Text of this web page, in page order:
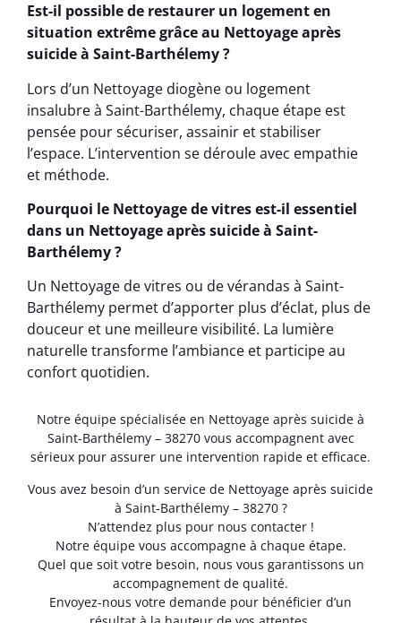
Est-il possible de restaurer un logement en
situation extrême grâce au Nettoyage après
suicide à Saint-Barthélemy ?
Lors d’un Nettoyage diogène ou logement
insalubre à Saint-Barthélemy, chaque étape est
pensée pour sécuriser, assainir et stabiliser
l’espace. L’intervention se déroule avec empathie
et méthode.
Pourquoi le Nettoyage de vitres est-il essentiel
dans un Nettoyage après suicide à Saint-
Barthélemy ?
Un Nettoyage de vitres ou de vérandas à Saint-
Barthélemy permet d’apporter plus d’éclat, plus de
douceur et une meilleure visibilité. La lumière
naturelle transforme l’ambiance et participe au
confort quotidien.
Notre équipe spécialisée en Nettoyage après suicide à
Saint-Barthélemy – 38270 vous accompagnent avec
sérieux pour assurer une intervention rapide et efficace.
Vous avez besoin d’un service de Nettoyage après suicide
à Saint-Barthélemy – 38270 ?
N’attendez plus pour nous contacter !
Notre équipe vous accompagne à chaque étape.
Quel que soit votre besoin, nous vous garantissons un
accompagnement de qualité.
Envoyez-nous votre demande pour bénéficier d’un